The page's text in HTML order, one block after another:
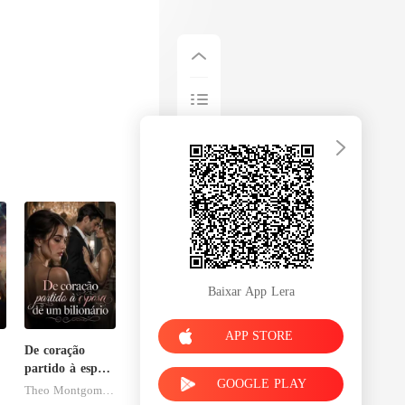
De coração
partido à esposa
de um
Baixar App Lera
APP STORE
GOOGLE PLAY